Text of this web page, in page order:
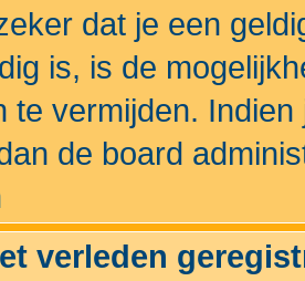
dat je een
is, is de
te vermijden.
de board
verleden